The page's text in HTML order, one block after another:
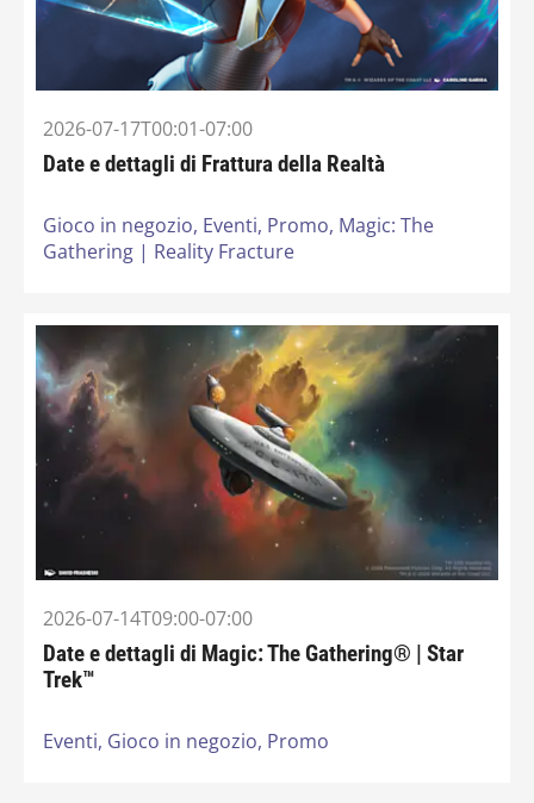
2026-07-17T00:01-07:00
Date e dettagli di Frattura della Realtà
Gioco in negozio, Eventi, Promo, Magic: The
Gathering | Reality Fracture
2026-07-14T09:00-07:00
Date e dettagli di Magic: The Gathering® | Star
Trek™
Eventi, Gioco in negozio, Promo